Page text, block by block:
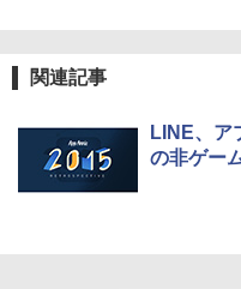
関連記事
LINE、ア
の非ゲー